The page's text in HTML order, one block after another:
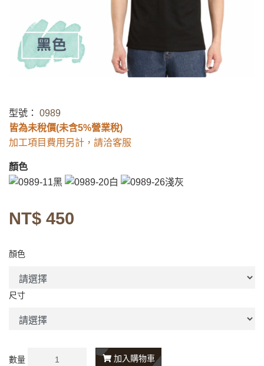
型號： 0989
皆為未稅價(未含5%營業稅)
加工項目費用另計，請洽客服
顏色
NT$ 450
顏色
尺寸
數量 加入購物車